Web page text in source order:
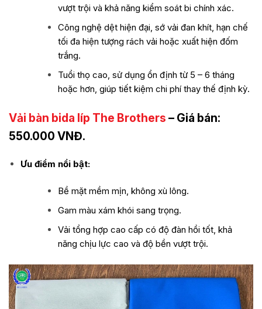
vượt trội và khả năng kiểm soát bi chính xác.
Công nghệ dệt hiện đại, sớ vải đan khít, hạn chế
tối đa hiện tượng rách vải hoặc xuất hiện đốm
trắng.
Tuổi thọ cao, sử dụng ổn định từ 5 – 6 tháng
hoặc hơn, giúp tiết kiệm chi phí thay thế định kỳ.
Vải bàn bida líp The Brothers – Giá bán:
550.000 VNĐ.
Ưu điểm nổi bật:
Bề mặt mềm mịn, không xù lông.
Gam màu xám khói sang trọng.
Vải tổng hợp cao cấp có độ đàn hồi tốt, khả
năng chịu lực cao và độ bền vượt trội.